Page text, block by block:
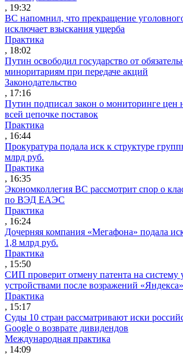
, 19:32
ВС напомнил, что прекращение
исключает взыскания ущерба
Практика
, 18:02
Путин освободил государство от
миноритариям при передаче акций
Законодательство
, 17:16
Путин подписал закон о мониторинге цен
всей цепочке поставок
Практика
, 16:44
Прокуратура подала иск к структуре
млрд руб.
Практика
, 16:35
Экономколлегия ВС рассмотрит спор о
по ВЭД ЕАЭС
Практика
, 16:24
Дочерняя компания «Мегафона» подала
1,8 млрд руб.
Практика
, 15:50
СИП проверит отмену патента на систему
устройствами после возражений «Яндекса»
Практика
, 15:17
Суды 10 стран рассматривают иски
Google о возврате дивидендов
Международная практика
, 14:09